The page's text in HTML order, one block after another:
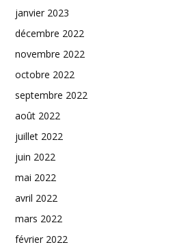
janvier 2023
décembre 2022
novembre 2022
octobre 2022
septembre 2022
août 2022
juillet 2022
juin 2022
mai 2022
avril 2022
mars 2022
février 2022